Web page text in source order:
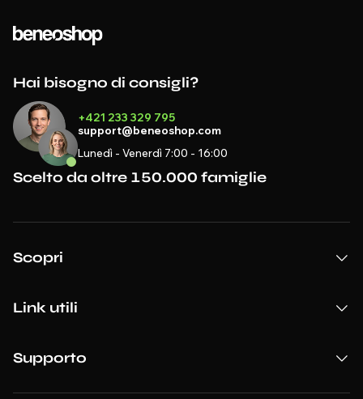
Hai bisogno di consigli?
+421 233 329 795
support@beneoshop.com
Lunedì - Venerdì 7:00 - 16:00
Scelto da oltre 150.000 famiglie
Scopri
Link utili
Supporto